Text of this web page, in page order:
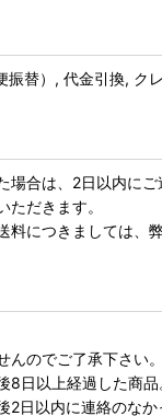
振替）, 代金引換, ク
合は、2日以内にご
だきます。
につきましては、
のでご了承下さい。
8日以上経過した商品
日以内に連絡のなか